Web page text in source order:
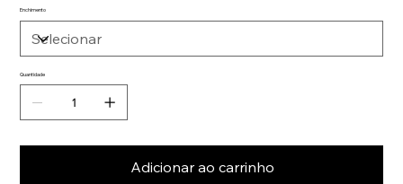
Enchimento
Quantidade
Adicionar ao carrinho